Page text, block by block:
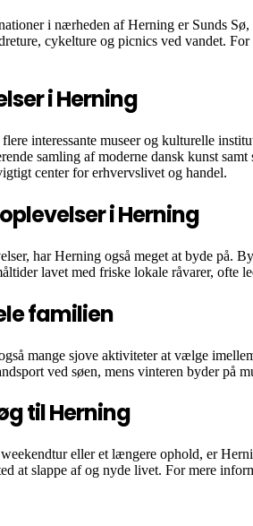
i nærheden af Herning er Sunds
cykelture og picnics ved vandet.
i Herning
interessante museer og kulturelle
samling af moderne dansk kunst
center for erhvervslivet og handel.
i Herning
har Herning også meget at byde på.
lavet med friske lokale råvarer, ofte
familien
mange sjove aktiviteter at vælge
ved søen, mens vinteren byder på
til Herning
eller et længere ophold, er
at slappe af og nyde livet. For mere